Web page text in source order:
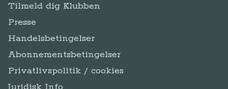
Tilmeld dig Klubben
Presse
Handelsbetingelser
Abonnementsbetingelser
Privatlivspolitik / cookies